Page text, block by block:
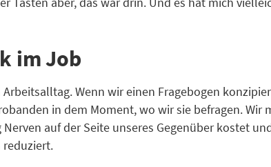
im Job
Wenn wir einen Fragebogen
in dem Moment, wo wir sie befragen.
auf der Seite unseres Gegenüber kostet
reduziert.